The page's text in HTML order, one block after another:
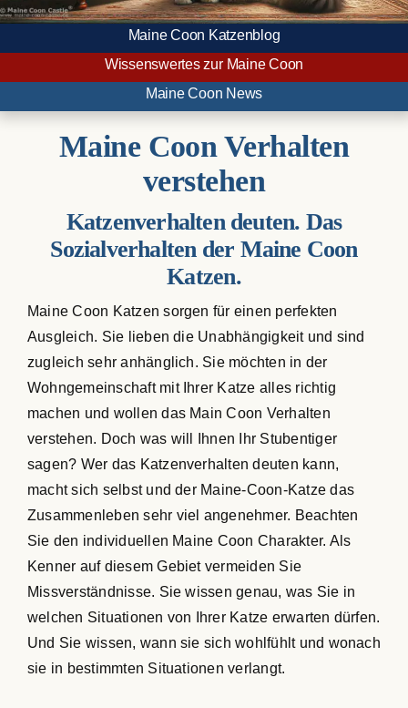
Maine Coon Kastraten
Katzenblog
Über uns
Suche
nach:
Maine Coon Katzenblog
Wissenswertes zur Maine Coon
Maine Coon News
Maine Coon Verhalten
verstehen
Katzenverhalten deuten. Das
Sozialverhalten der Maine Coon
Katzen.
Maine Coon Katzen sorgen für einen perfekten
Ausgleich. Sie lieben die Unabhängigkeit und sind
zugleich sehr anhänglich. Sie möchten in der
Wohngemeinschaft mit Ihrer Katze alles richtig
machen und wollen das Main Coon Verhalten
verstehen. Doch was will Ihnen Ihr Stubentiger
sagen? Wer das Katzenverhalten deuten kann,
macht sich selbst und der Maine-Coon-Katze das
Zusammenleben sehr viel angenehmer. Beachten
Sie den individuellen Maine Coon Charakter. Als
Kenner auf diesem Gebiet vermeiden Sie
Missverständnisse. Sie wissen genau, was Sie in
welchen Situationen von Ihrer Katze erwarten dürfen.
Und Sie wissen, wann sie sich wohlfühlt und wonach
sie in bestimmten Situationen verlangt.